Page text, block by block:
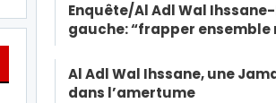
Enquête/Al Adl Wal
gauche: “frapper ensemble
Al Adl Wal Ihssane, une
dans l’amertume